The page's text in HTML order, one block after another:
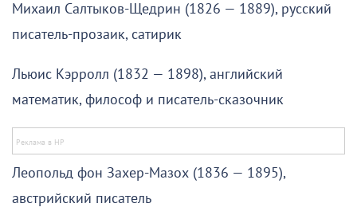
Михаил Салтыков-Щедрин (1826 — 1889), русский
писатель-прозаик, сатирик
Льюис Кэрролл (1832 — 1898), английский
математик, философ и писатель-сказочник
Леопольд фон Захер-Мазох (1836 — 1895),
австрийский писатель